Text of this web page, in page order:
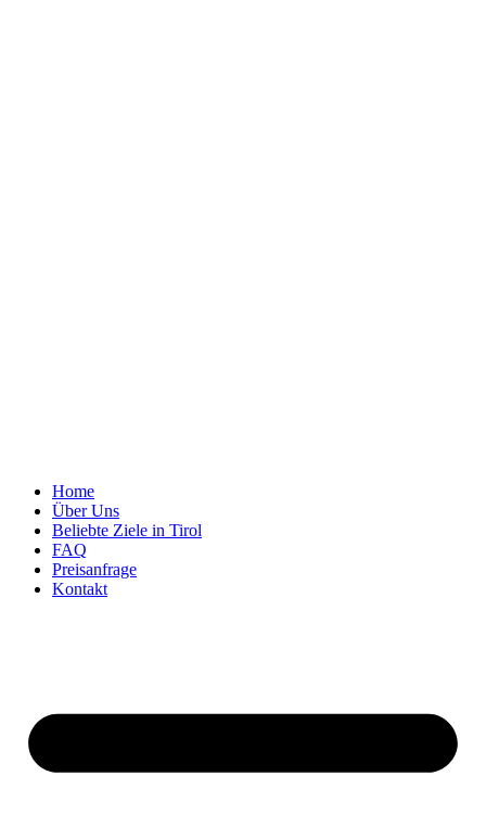
Home
Über Uns
Beliebte Ziele in Tirol
FAQ
Preisanfrage
Kontakt